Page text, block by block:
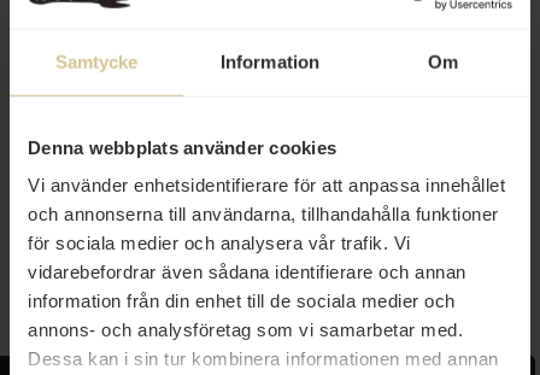
Samtycke Information Om
Denna webbplats använder cookies
Vi använder enhetsidentifierare för att anpassa innehållet
och annonserna till användarna, tillhandahålla funktioner
för sociala medier och analysera vår trafik. Vi
vidarebefordrar även sådana identifierare och annan
information från din enhet till de sociala medier och
annons- och analysföretag som vi samarbetar med.
Dessa kan i sin tur kombinera informationen med annan
65 kr
Bläckfiskbläck 4x4g/16g
Köp